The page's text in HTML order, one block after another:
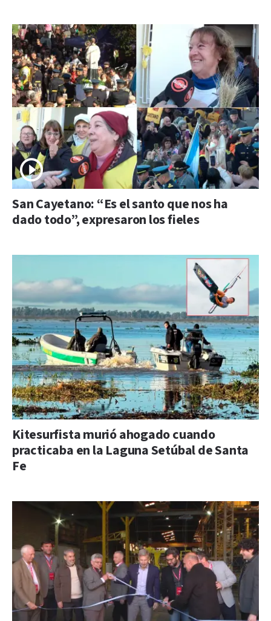
San Cayetano: “Es el santo que nos ha
dado todo”, expresaron los fieles
Kitesurfista murió ahogado cuando
practicaba en la Laguna Setúbal de Santa
Fe